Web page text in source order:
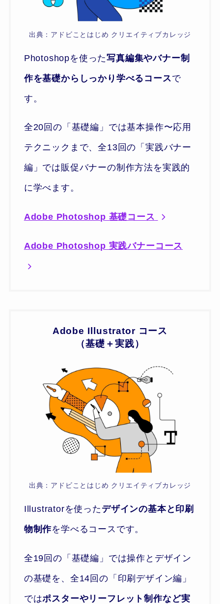
出典：アドビことはじめ クリエイティブカレッジ
Photoshopを使った写真編集やバナー制
作を基礎からしっかり学べるコースで
す。
全20回の「基礎編」では基本操作〜応用
テクニックまで、全13回の「実践バナー
編」では販促バナーの制作方法を実践的
に学べます。
Adobe Photoshop 基礎コース
Adobe Photoshop 実践バナーコース
Adobe Illustrator コース
（基礎＋実践）
出典：アドビことはじめ クリエイティブカレッジ
Illustratorを使った デザインの基本と印刷
物制作を学べるコースです。
全19回の「基礎編」では操作とデザイン
の基礎を、全14回の「印刷デザイン編」
ではポスターやリーフレット制作など実